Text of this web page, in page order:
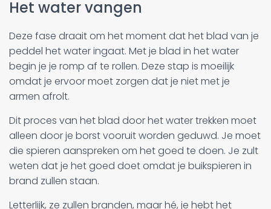
Het water vangen
Deze fase draait om het moment dat het blad van je
peddel het water ingaat. Met je blad in het water
begin je je romp af te rollen. Deze stap is moeilijk
omdat je ervoor moet zorgen dat je niet met je
armen afrolt.
Dit proces van het blad door het water trekken moet
alleen door je borst vooruit worden geduwd. Je moet
die spieren aanspreken om het goed te doen. Je zult
weten dat je het goed doet omdat je buikspieren in
brand zullen staan.
Letterlijk, ze zullen branden, maar hé, je hebt het